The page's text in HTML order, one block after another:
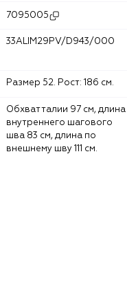
7095005
33ALIM29PV/D943/000
Размер 52. Рост: 186 см.
Обхват талии 97 см, длина
внутреннего шагового
шва 83 см, длина по
внешнему шву 111 см.